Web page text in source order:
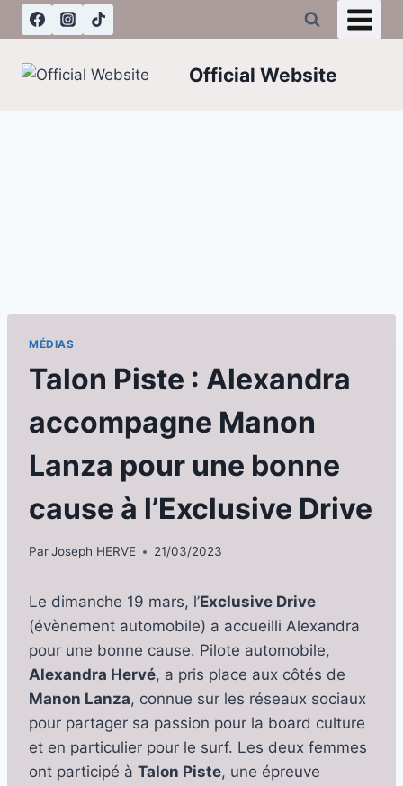
Aller
au
contenu
Official Website
MÉDIAS
Talon Piste : Alexandra
accompagne Manon
Lanza pour une bonne
cause à l’Exclusive Drive
ParJoseph HERVE 21/03/2023
Le dimanche 19 mars, l’Exclusive Drive
(évènement automobile) a accueilli Alexandra
pour une bonne cause. Pilote automobile,
Alexandra Hervé, a pris place aux côtés de
Manon Lanza, connue sur les réseaux sociaux
pour partager sa passion pour la board culture
et en particulier pour le surf. Les deux femmes
ont participé à Talon Piste, une épreuve